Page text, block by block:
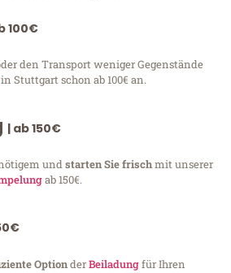
100€
den Transport weniger Gegenstände
in Stuttgart schon ab 100€ an.
| ab 150€
undstarten Sie frischmit unserer
ab 150€.
OptionderBeiladungfür Ihren